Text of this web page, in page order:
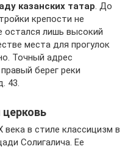
казанских татар. До
крепости не
остался лишь высокий
места для прогулок
Точный адрес
берег реки
43.
века в стиле классицизм в
Солигалича. Ее